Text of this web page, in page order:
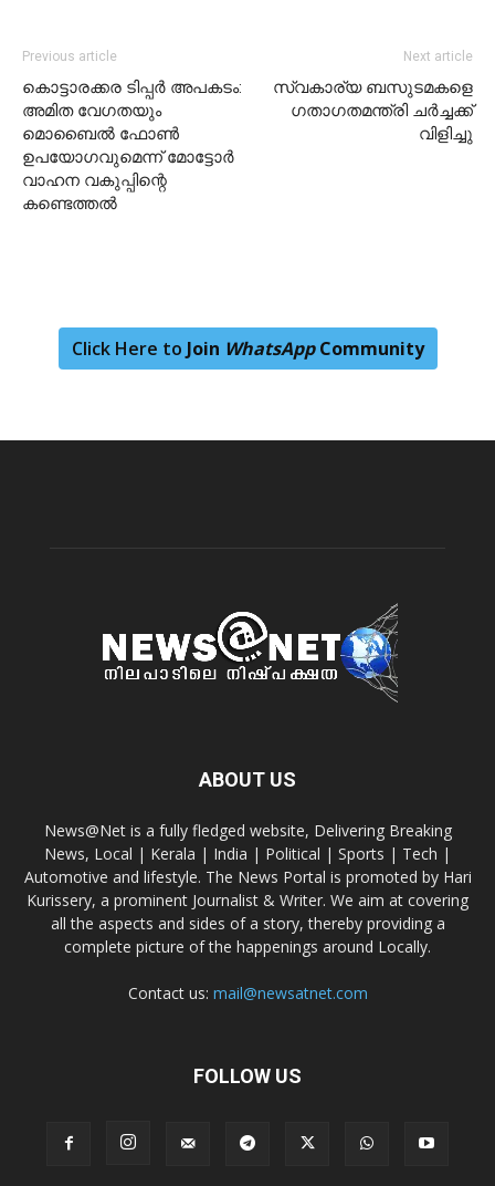
Previous article
കൊട്ടാരക്കര ടിപ്പർ അപകടം:
അമിത വേഗതയും
മൊബൈൽ ഫോൺ
ഉപയോഗവുമെന്ന് മോട്ടോർ
വാഹന വകുപ്പിന്റെ
കണ്ടെത്തൽ
Next article
സ്വകാര്യ ബസുടമകളെ
ഗതാഗതമന്ത്രി ചർച്ചക്ക്
വിളിച്ചു
Click Here to Join WhatsAppCommunity
ABOUT US
News@Net is a fully fledged website, Delivering Breaking
News, Local | Kerala | India | Political | Sports | Tech |
Automotive and lifestyle. The News Portal is promoted by Hari
Kurissery, a prominent Journalist & Writer. We aim at covering
all the aspects and sides of a story, thereby providing a
complete picture of the happenings around Locally.
Contact us: mail@newsatnet.com
FOLLOW US